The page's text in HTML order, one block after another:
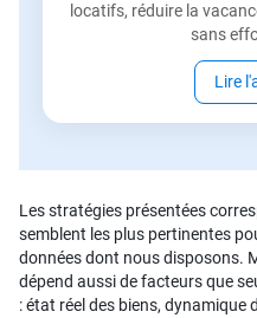
locatifs, réduire la
sans
Lire
Les stratégies présentées
semblent les plus pertinentes
données dont nous disposons.
dépend aussi de facteurs que
: état réel des biens, dynamique